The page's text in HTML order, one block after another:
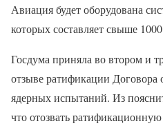
Авиация будет оборудована
которых составляет свыше
Госдума приняла во втором и
отзыве ратификации Договора
ядерных испытаний. Из
что отозвать